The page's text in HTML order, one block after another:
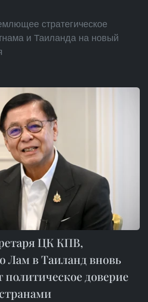
стратегическое
и Таиланда на новый
ЦК КПВ,
Лам в Таиланд вновь
политическое доверие